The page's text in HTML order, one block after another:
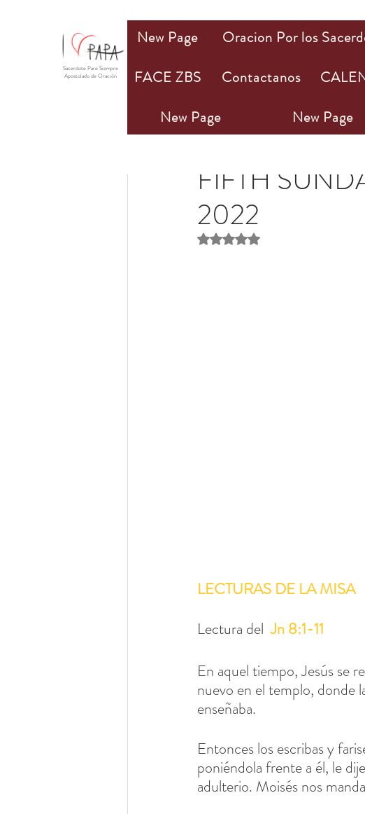
FIFTH
2022
Obtuvo NaN de 5 estrellas.
LECTURAS DE LA MISA
Lectura del Jn 8:1-11
En aquel tiempo, Jesús se
nuevo en el templo, donde
enseñaba.
Entonces los escribas y
poniéndola frente a él, le
adulterio. Moisés nos
New Page Oracion Por los
FACE ZBS
Contactanos
New Page
New Page
Sacerdote Pare Siempre
Apostolado de Oración